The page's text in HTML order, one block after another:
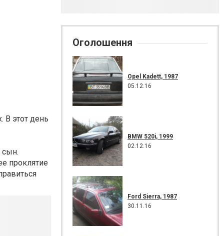
В этот день
сын.
проклятие
Оголошення
Opel Kadett, 1987
05.12.16
BMW 520i, 1999
02.12.16
Ford Sierra, 1987
30.11.16